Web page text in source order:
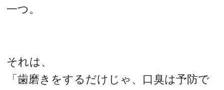
一つ。
それは、
「歯磨きをするだけじゃ、口臭は予防で